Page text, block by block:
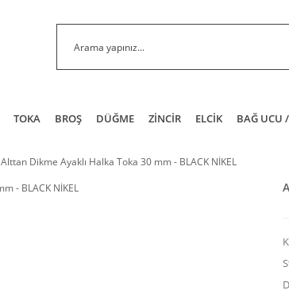
TOKA BROŞ DÜĞME ZİNCİR ELCİK BAĞ UCU
Alttan Dikme Ayaklı Halka Toka 30 mm - BLACK NİKEL